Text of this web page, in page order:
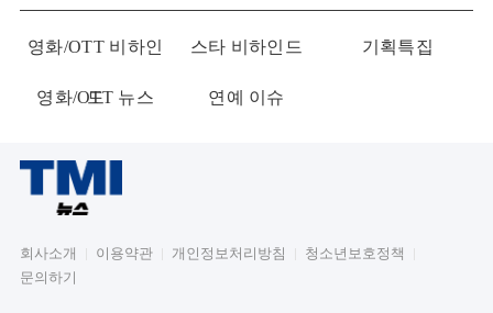
영화/OTT 비하인
드
스타 비하인드 기획특집
영화/OTT 뉴스 연예 이슈
회사소개 이용약관 개인정보처리방침
청소년보호정책
문의하기